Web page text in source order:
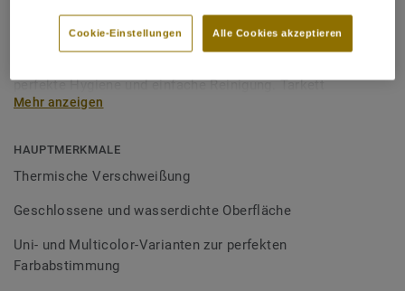
Schweißschnüre werden zur thermischen Verschweißung
zweier PVC-Bahnen verwendet und sorgen für eine
perfekte Hygiene und einfache Reinigung. Tarkett
Schweißschnüre sind erhältlich in den Varianten Uni und
Bodenbelagssortiment abgestimmt. Durch die Verwendung
von Kontrastfarben lassen sich auch besondere
Mehr anzeigen
HAUPTMERKMALE
Thermische Verschweißung
Geschlossene und wasserdichte Oberfläche
Uni- und Multicolor-Varianten zur perfekten
Farbabstimmung
Alle Cookies akzeptieren
Cookie-Einstellungen